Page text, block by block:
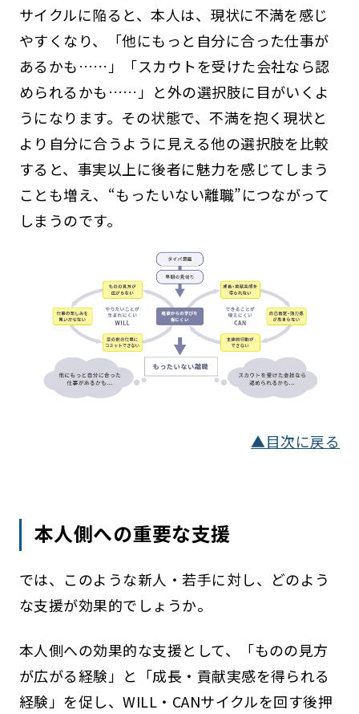
サイクルに陥ると、本人は、現状に不満を感じ
やすくなり、「他にもっと自分に合った仕事が
あるかも……」「スカウトを受けた会社なら認
められるかも……」と外の選択肢に目がいくよ
うになります。その状態で、不満を抱く現状と
より自分に合うように見える他の選択肢を比較
すると、事実以上に後者に魅力を感じてしまう
ことも増え、“もったいない離職”につながって
しまうのです。
▲目次に戻る
本人側への重要な支援
では、このような新人・若手に対し、どのよう
な支援が効果的でしょうか。
本人側への効果的な支援として、「ものの見方
が広がる経験」と「成長・貢献実感を得られる
経験」を促し、WILL・CANサイクルを回す後押